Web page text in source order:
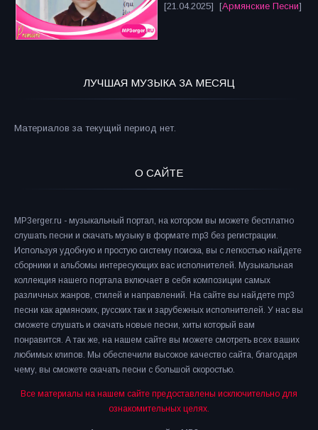
[21.04.2025] [Армянские Песни]
ЛУЧШАЯ МУЗЫКА ЗА МЕСЯЦ
Материалов за текущий период нет.
О САЙТЕ
MP3erger.ru - музыкальный портал, на котором вы можете бесплатно
слушать песни и скачать музыку в формате mp3 без регистрации.
Используя удобную и простую систему поиска, вы с легкостью найдете
сборники и альбомы интересующих вас исполнителей. Музыкальная
коллекция нашего портала включает в себя композиции самых
различных жанров, стилей и направлений. На сайте вы найдете mp3
песни как армянских, русских так и зарубежных исполнителей. У нас вы
сможете слушать и скачать новые песни, хиты который вам
понравится. А так же, на нашем сайте вы можете смотреть всех ваших
любимых клипов. Мы обеспечили высокое качество сайта, благодаря
чему, вы сможете скачать песни с большой скоростью.
Все материалы на нашем сайте предоставлены исключительно для
ознакомительных целях.